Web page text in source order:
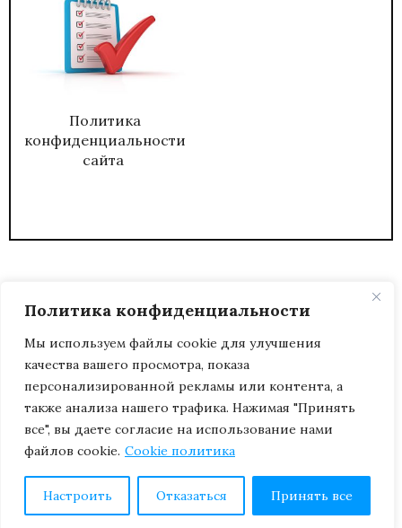
Политика конфиденциальности
Мы используем файлы cookie для улучшения
качества вашего просмотра, показа
персонализированной рекламы или контента, а
также анализа нашего трафика. Нажимая "Принять
все", вы даете согласие на использование нами
файлов cookie. Cookie политика
Настроить Отказаться Принять все
Политика
конфиденциальности
сайта
ДИРЕКТОР.